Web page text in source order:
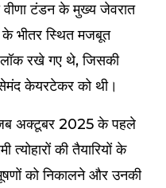
वीणा टंडन के मुख्य जेवरात
के भीतर स्थित मजबूत
रखे गए थे, जिसकी
केयरटेकर को थी।
जब अक्टूबर 2025 के पहले
की तैयारियों के
को निकालने और उनकी